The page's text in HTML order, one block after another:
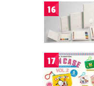
16
17